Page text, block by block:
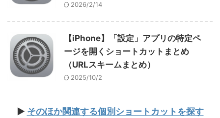
2026/2/14
【iPhone】「設定」アプリの特定ペ
ージを開くショートカットまとめ
（URLスキームまとめ）
2025/10/2
▶ そのほか関連する個別ショートカットを探す